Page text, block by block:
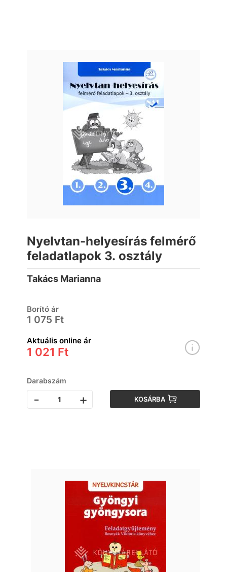
Nyelvtan-helyesírás felmérő
feladatlapok 3. osztály
Takács Marianna
Borító ár
1 075 Ft
Aktuális online ár
1 021 Ft
Darabszám
- + KOSÁRBA